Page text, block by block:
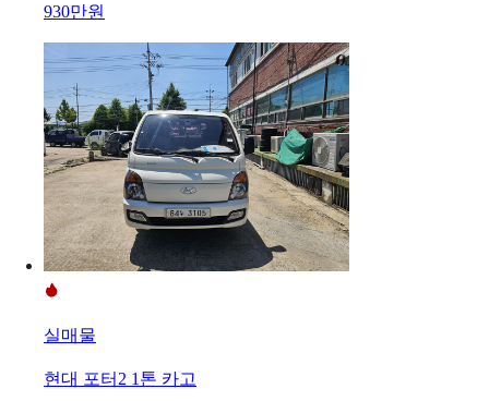
930만원
실매물
현대 포터2 1톤 카고